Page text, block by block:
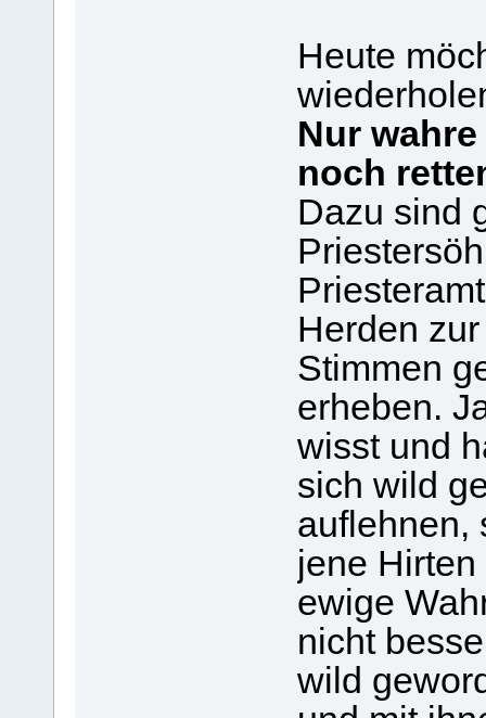
Heute
Nur
noch
Dazu sind
Herden
Stimmen
erheben.
wisst und
sich wild
auflehnen,
jene
ewige
nicht
wild